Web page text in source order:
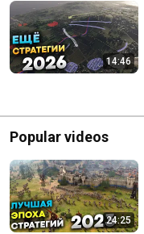
14:46
Popular videos
24:25